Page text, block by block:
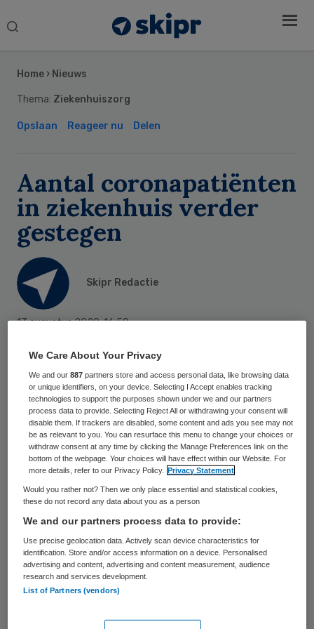
Search
Home › Nieuws
Thema: Ziekenhuiszorg
Opslaan Reageer nu Delen
Aantal coronapatiënten
in ziekenhuis verder
gestegen
Skipr Redactie
13 augustus 2020,16:50
Het aantal coronapatiënten dat in een
ziekenhuis ligt, blijft stijgen. Ziekenhuizen
behandelen momenteel 158 mensen wegens
het coronavirus. Dat is het hoogste aantal
sinds 1 juli. In twee weken tijd is het aantal
patiënten net niet verdubbeld, van 80 naar
158.
“Het totaal aantal opgenomen COVID-
patienten neemt nog steeds toe. We
moeten alert blijven omdat we ook een
Sidebar
We Care About Your Privacy
We and our887 partners store and access personal data, like browsing data
or unique identifiers, on your device. Selecting I Accept enables tracking
technologies to support the purposes shown under we and our partners
process data to provide. Selecting Reject All or withdrawing your consent will
disable them. If trackers are disabled, some content and ads you see may not
be as relevant to you. You can resurface this menu to change your choices or
withdraw consent at any time by clicking the Manage Preferences link on the
bottom of the webpage. Your choices will have effect within our Website. For
more details, refer to our Privacy Policy.
Privacy Statement
Would you rather not? Then we only place essential and statistical cookies,
these do not record any data about you as a person
We and our partners process data to provide:
Use precise geolocation data. Actively scan device characteristics for
identification. Store and/or access information on a device. Personalised
advertising and content, advertising and content measurement, audience
research and services development.
List of Partners (vendors)